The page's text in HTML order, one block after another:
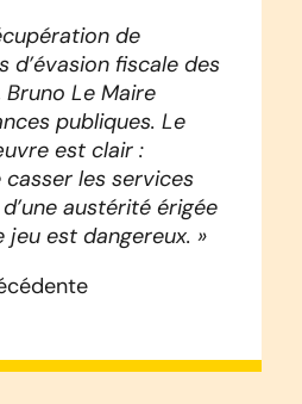
de
d’évasion fiscale des
Le Maire
publiques. Le
est clair :
les services
austérité érigée
jeu est dangereux. »